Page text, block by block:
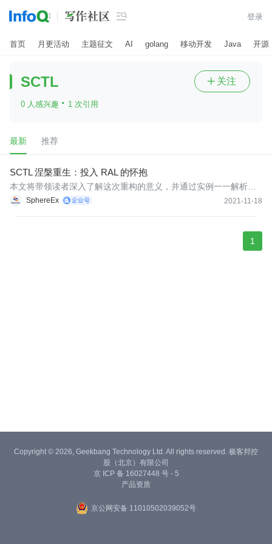
 登录
首页 月更活动 主题征文 AI golang 移动开发 Java 开源
SCTL
0 人感兴趣 · 1 次引用
 关注
最新 推荐
SCTL 涅槃重生：投入 RAL 的怀抱
SphereEx 2021-11-18
本文将带领读者深入了解这次重构的意义，并通过实例一一解析新
的 RAL 语句，感受 ShardingSphere 让用户体验更加美好的追求态
1
Copyright © 2026, Geekbang Technology Ltd. All rights reserved. 极客邦控
股（北京）有限公司
京 ICP 备 16027448 号 - 5
产品资质
京公网安备 11010502039052号